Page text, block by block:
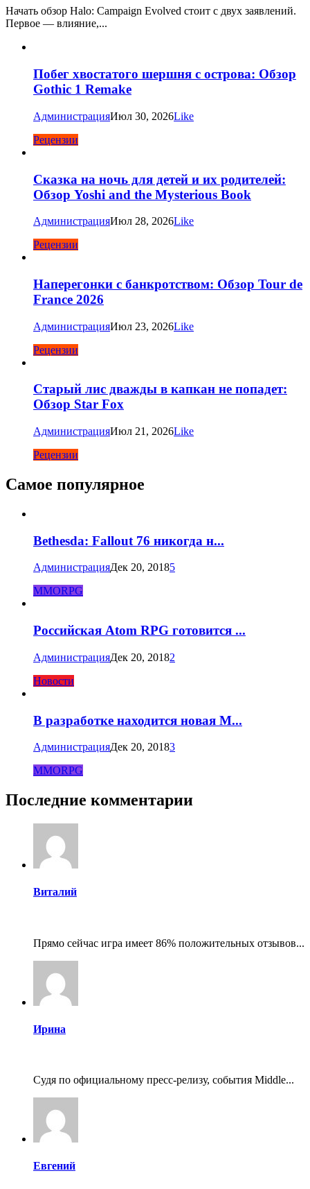
Начать обзор Halo: Campaign Evolved стоит с двух заявлений.
Первое — влияние,...
Побег хвостатого шершня с острова: Обзор
Gothic 1 Remake
АдминистрацияИюл 30, 2026Like
Рецензии
Сказка на ночь для детей и их родителей:
Обзор Yoshi and the Mysterious Book
АдминистрацияИюл 28, 2026Like
Рецензии
Наперегонки с банкротством: Обзор Tour de
France 2026
АдминистрацияИюл 23, 2026Like
Рецензии
Старый лис дважды в капкан не попадет:
Обзор Star Fox
АдминистрацияИюл 21, 2026Like
Рецензии
Самое популярное
Bethesda: Fallout 76 никогда н...
АдминистрацияДек 20, 20185
MMORPG
Российская Atom RPG готовится ...
АдминистрацияДек 20, 20182
Новости
В разработке находится новая M...
АдминистрацияДек 20, 20183
MMORPG
Последние комментарии
Виталий
Прямо сейчас игра имеет 86% положительных отзывов...
Ирина
Судя по официальному пресс-релизу, события Middle...
Евгений